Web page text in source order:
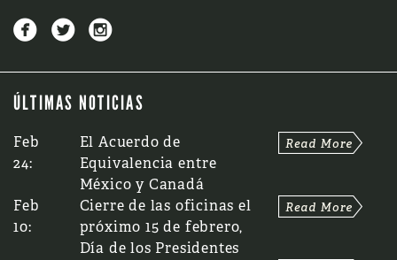
  
ÚLTIMAS NOTICIAS
Feb
24:
El Acuerdo de
Equivalencia entre
México y Canadá
Feb
10:
Cierre de las oficinas el
próximo 15 de febrero,
Día de los Presidentes